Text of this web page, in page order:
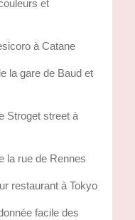
et
à Catane
la gare de Baud et
Stroget street à
la rue de Rennes
restaurant à Tokyo
facile des